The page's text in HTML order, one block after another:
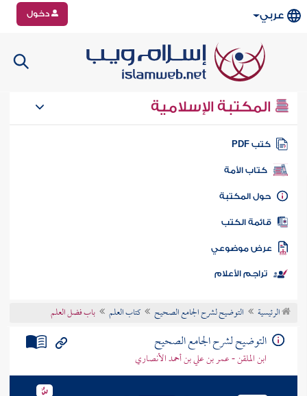
عربي دخول
المكتبة الإسلامية
كتب PDF
كتاب الأمة
المكتبة
الكتب
موضوعي
تراجم الأعلام
الرئيسية التوضيح لشرح الجامع الصحيح كتاب العلم باب فضل العلم
التوضيح لشرح الجامع الصحيح
ابن الملقن - عمر بن علي بن أحمد الأنصاري